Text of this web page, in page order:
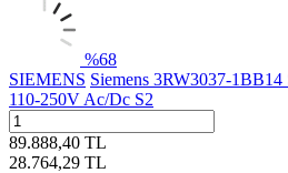
%68
SIEMENS Siemens 3RW3037-
110-250V Ac/Dc S2
89.888,40 TL
28.764,29 TL